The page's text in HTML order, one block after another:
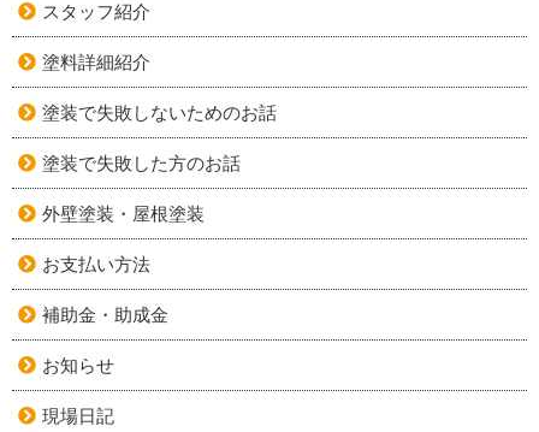
スタッフ紹介
塗料詳細紹介
塗装で失敗しないためのお話
塗装で失敗した方のお話
外壁塗装・屋根塗装
お支払い方法
補助金・助成金
お知らせ
現場日記